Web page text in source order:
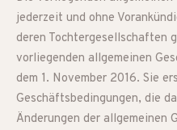
jederzeit und ohne
deren Tochtergesellschaften
vorliegenden allgemeinen
dem 1. November 2016. Sie
Geschäftsbedingungen, die
Änderungen der allgemeinen